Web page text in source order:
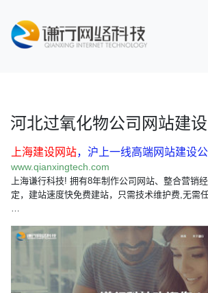
河北过氧化物公司网站建设
上海建设网站，沪上一线高端网站建设
www.qianxingtech.com
上海谦行科技! 拥有8年制作公司网站、整合营销
定，建站速度快免费建站，只需技术维护费,无需
…